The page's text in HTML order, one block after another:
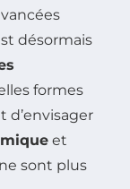
désormais
formes
d’envisager
et
ne sont plus